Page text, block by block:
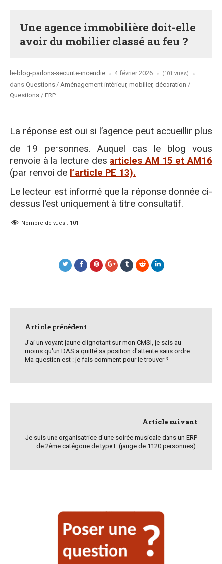
Une agence immobilière doit-elle
avoir du mobilier classé au feu ?
Posted
by
le-blog-parlons-securite-incendie 4 février 2026 (101 vues)
dans Posted
in
Questions / Aménagement intérieur, mobilier, décoration /
Questions / ERP
La réponse est oui si l’agence peut accueillir plus
de 19 personnes. Auquel cas le blog vous
renvoie à la lecture des articles AM 15 et AM16
(par renvoi de l’article PE 13).
Le lecteur est informé que la réponse donnée ci-
dessus l’est uniquement à titre consultatif.
Nombre de vues : 101
navigation
Article précédent
J'ai un voyant jaune clignotant sur mon CMSI, je sais au
moins qu'un DAS a quitté sa position d'attente sans ordre.
Ma question est : je fais comment pour le trouver ?
Article suivant
Je suis une organisatrice d'une soirée musicale dans un ERP
de 2ème catégorie de type L (jauge de 1120 personnes).